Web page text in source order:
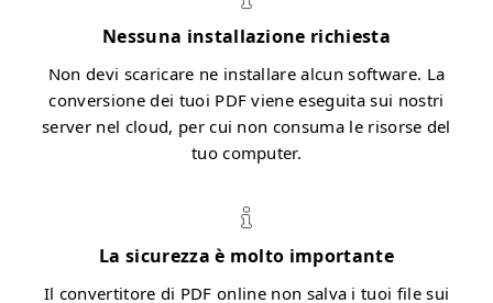
Nessuna installazione richiesta
Non devi scaricare ne installare alcun software. La
conversione dei tuoi PDF viene eseguita sui nostri
server nel cloud, per cui non consuma le risorse del
tuo computer.
La sicurezza è molto importante
Il convertitore di PDF online non salva i tuoi file sui